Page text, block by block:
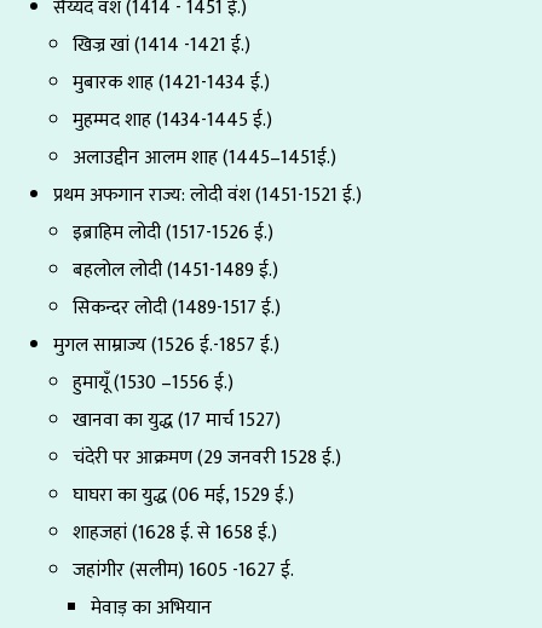
सैय्यद वंश (1414 - 1451 ई.)
खिज्र खां (1414 -1421 ई.)
मुबारक शाह (1421-1434 ई.)
मुहम्मद शाह (1434-1445 ई.)
अलाउद्दीन आलम शाह (1445–1451ई.)
प्रथम अफगान राज्य: लोदी वंश (1451-1521 ई.)
इब्राहिम लोदी (1517-1526 ई.)
बहलोल लोदी (1451-1489 ई.)
सिकन्दर लोदी (1489-1517 ई.)
मुगल साम्राज्य (1526 ई.-1857 ई.)
हुमायूँ (1530 –1556 ई.)
खानवा का युद्ध (17 मार्च 1527)
चंदेरी पर आक्रमण (29 जनवरी 1528 ई.)
घाघरा का युद्ध (06 मई, 1529 ई.)
शाहजहां (1628 ई. से 1658 ई.)
जहांगीर (सलीम) 1605 -1627 ई.
मेवाड़ का अभियान